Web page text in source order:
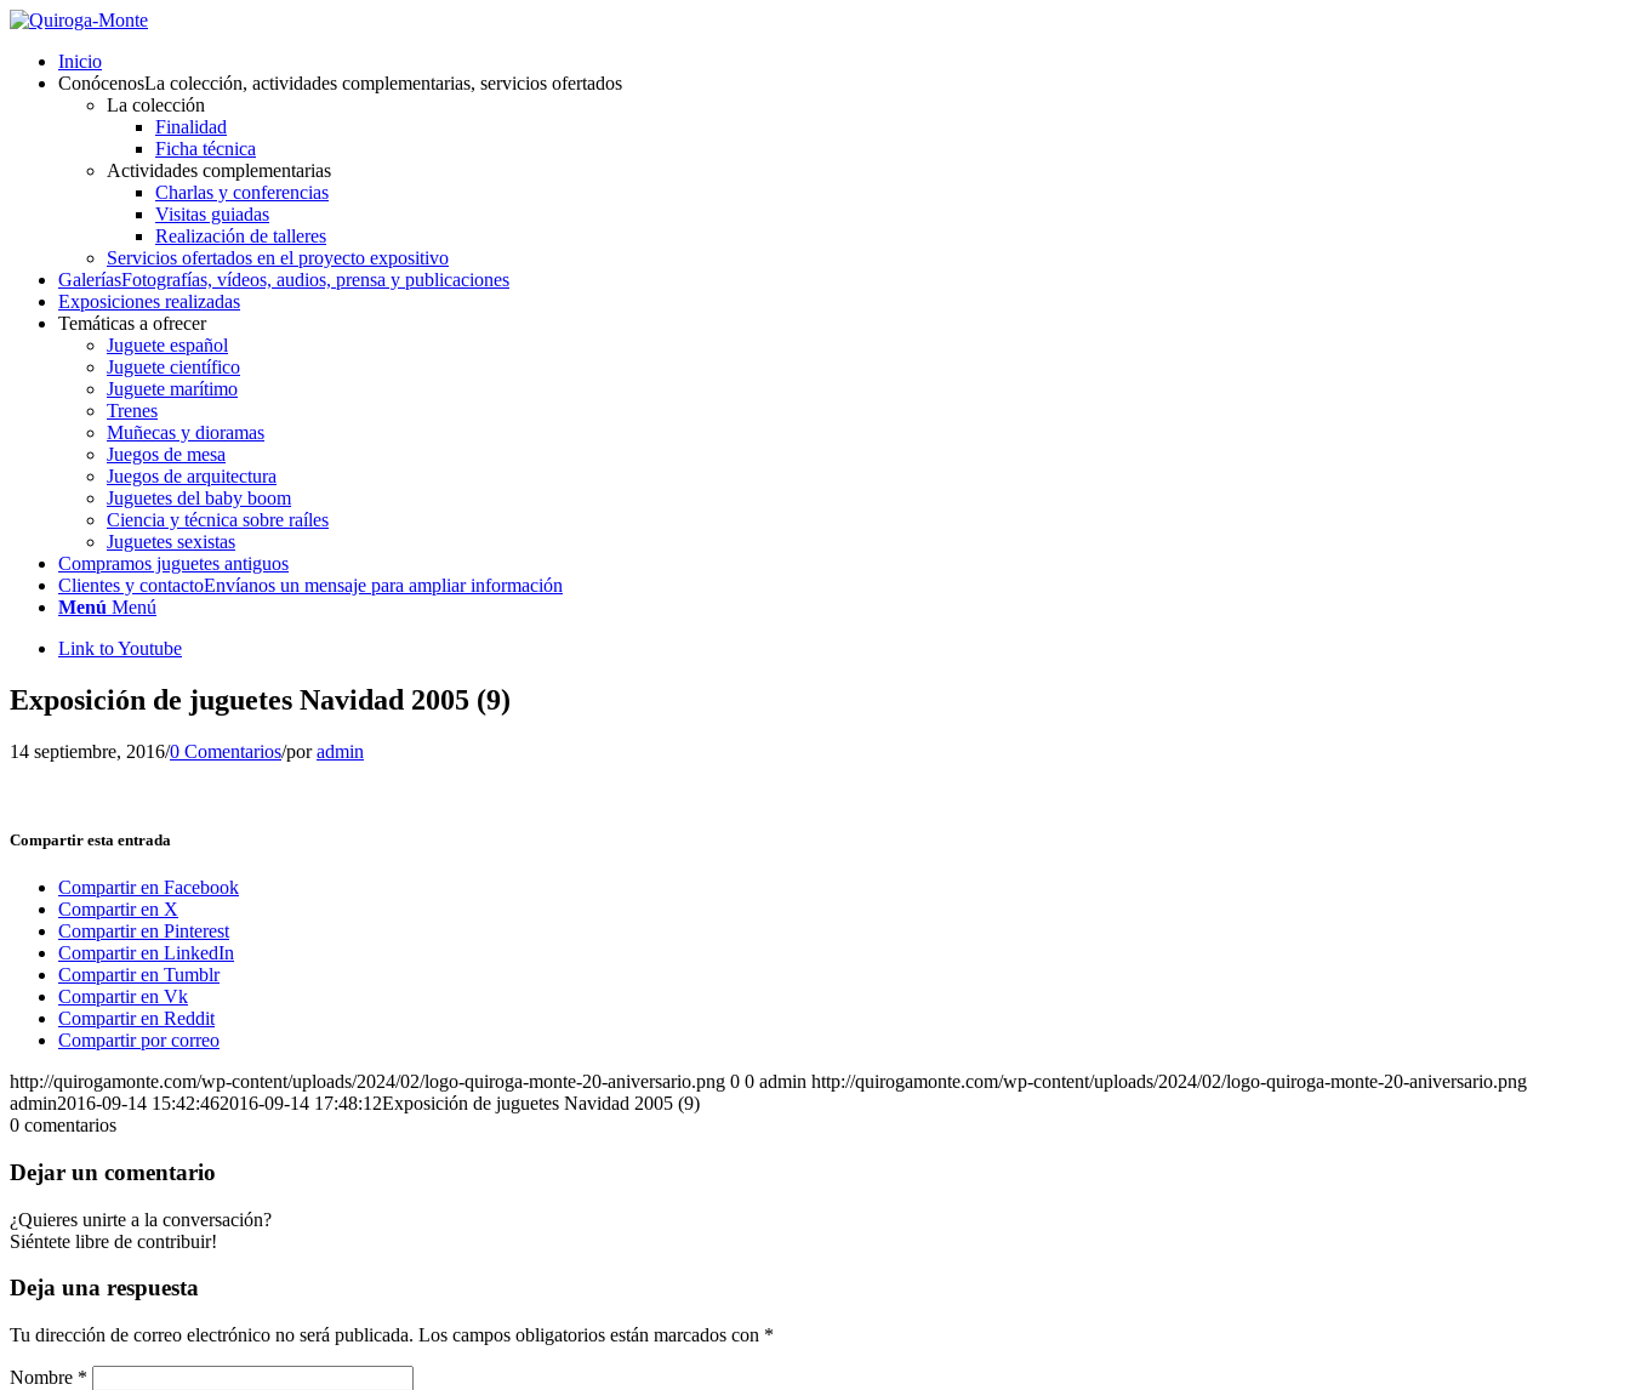
Inicio
ConócenosLa colección, actividades complementarias, servicios ofertados
La colección
Finalidad
Ficha técnica
Actividades complementarias
Charlas y conferencias
Visitas guiadas
Realización de talleres
Servicios ofertados en el proyecto expositivo
GaleríasFotografías, vídeos, audios, prensa y publicaciones
Exposiciones realizadas
Temáticas a ofrecer
Juguete español
Juguete científico
Juguete marítimo
Trenes
Muñecas y dioramas
Juegos de mesa
Juegos de arquitectura
Juguetes del baby boom
Ciencia y técnica sobre raíles
Juguetes sexistas
Compramos juguetes antiguos
Clientes y contactoEnvíanos un mensaje para ampliar información
Menú Menú
Link to Youtube
Exposición de juguetes Navidad 2005 (9)
14 septiembre, 2016/0 Comentarios/poradmin
Compartir esta entrada
Compartir en Facebook
Compartir en X
Compartir en Pinterest
Compartir en LinkedIn
Compartir en Tumblr
Compartir en Vk
Compartir en Reddit
Compartir por correo
http://quirogamonte.com/wp-content/uploads/2024/02/logo-quiroga-monte-20-aniversario.png 0 0 admin http://quirogamonte.com/wp-content/uploads/2024/02/logo-quiroga-monte-20-aniversario.png
admin2016-09-14 15:42:462016-09-14 17:48:12Exposición de juguetes Navidad 2005 (9)
0 comentarios
Dejar un comentario
¿Quieres unirte a la conversación?
Siéntete libre de contribuir!
Deja una respuesta
Tu dirección de correo electrónico no será publicada. Los campos obligatorios están marcados con *
Nombre *